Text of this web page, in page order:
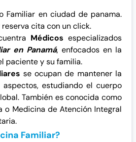
Familiar en ciudad de panama.
cita con un click.
Médicos especializados
en Panamá, enfocados en la
paciente y su familia.
se ocupan de mantener la
estudiando el cuerpo
También es conocida como
o Medicina de Atención Integral
Familiar?